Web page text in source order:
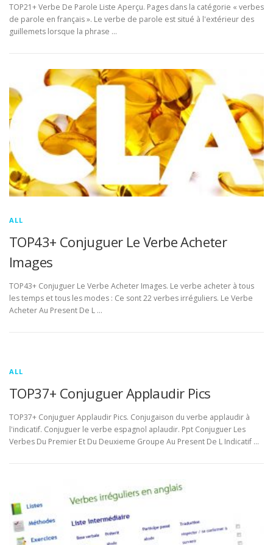
TOP21+ Verbe De Parole Liste Aperçu. Pages dans la catégorie « verbes
de parole en français ». Le verbe de parole est situé à l'extérieur des
guillemets lorsque la phrase …
ALL
TOP43+ Conjuguer Le Verbe Acheter
Images
TOP43+ Conjuguer Le Verbe Acheter Images. Le verbe acheter à tous
les temps et tous les modes : Ce sont 22 verbes irréguliers. Le Verbe
Acheter Au Present De L …
ALL
TOP37+ Conjuguer Applaudir Pics
TOP37+ Conjuguer Applaudir Pics. Conjugaison du verbe applaudir à
l'indicatif. Conjuguer le verbe espagnol aplaudir. Ppt Conjuguer Les
Verbes Du Premier Et Du Deuxieme Groupe Au Present De L Indicatif …